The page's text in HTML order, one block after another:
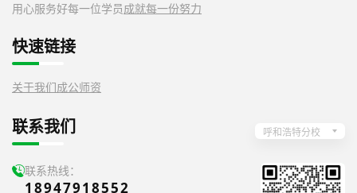
用心服务好每一位学员成就每一份努力
快速链接
关于我们成公师资
联系我们 呼和浩特分校
联系热线：
18947918552